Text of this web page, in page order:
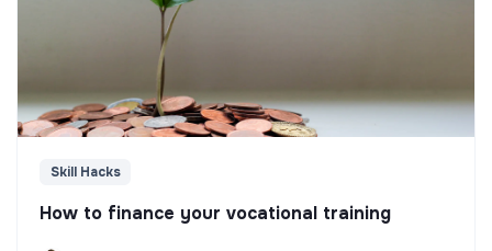
Skill Hacks
How to finance your vocational training